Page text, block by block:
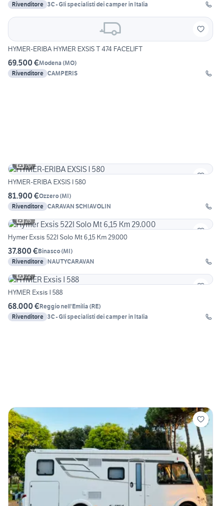
Rivenditore 3C - Gli specialisti dei camper in Italia
HYMER-ERIBA HYMER EXSIS T 474 FACELIFT
69.500 €Modena (MO)
Rivenditore CAMPERIS
20
HYMER-ERIBA EXSIS I 580
81.900 €Ozzero(MI)
Rivenditore CARAVAN SCHIAVOLIN
25
Hymer Exsis 522I Solo Mt 6,15 Km 29.000
37.800 €Binasco(MI)
Rivenditore NAUTYCARAVAN
22
HYMER Exsis I 588
68.000 €Reggio nell'Emilia (RE)
Rivenditore 3C - Gli specialisti dei camper in Italia